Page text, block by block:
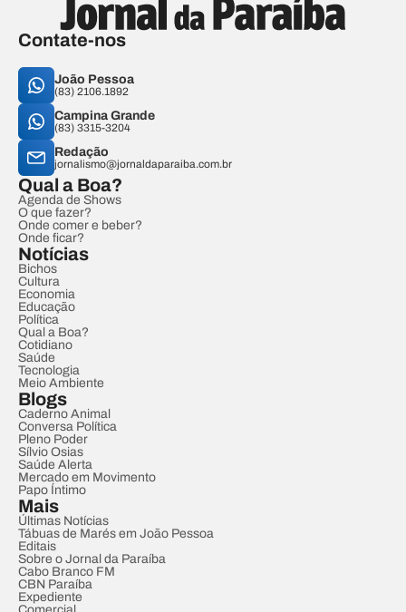
Contate-nos
João Pessoa
(83) 2106.1892
Campina Grande
(83) 3315-3204
Redação
jornalismo@jornaldaparaiba.com.br
Qual a Boa?
Agenda de Shows
O que fazer?
Onde comer e beber?
Onde ficar?
Notícias
Bichos
Cultura
Economia
Educação
Política
Qual a Boa?
Cotidiano
Saúde
Tecnologia
Meio Ambiente
Blogs
Caderno Animal
Conversa Política
Pleno Poder
Sílvio Osias
Saúde Alerta
Mercado em Movimento
Papo Íntimo
Mais
Últimas Notícias
Tábuas de Marés em João Pessoa
Editais
Sobre o Jornal da Paraíba
Cabo Branco FM
CBN Paraíba
Expediente